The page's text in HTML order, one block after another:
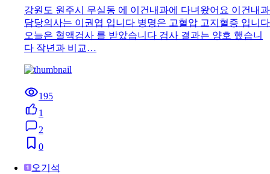
강원도 원주시 무실동 에 이건내과에 다녀왔어요 이건내과
담당의사는 이권엽 입니다 병명은 고혈압 고지혈증 입니다
오늘은 혈액검사 를 받았습니다 검사 결과는 양호 했습니
다 작년과 비교…
195
1
2
0
오기석